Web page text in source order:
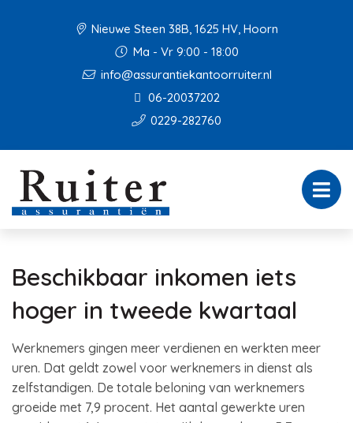
Nieuwe Steen 38B, 1625 HV, Hoorn
Ma - Vr 9:00 - 18:00
info@assurantiekantoorruiter.nl
06-20037202
0229-282760
Beschikbaar inkomen iets
hoger in tweede kwartaal
Werknemers gingen meer verdienen en werkten meer
uren. Dat geldt zowel voor werknemers in dienst als
zelfstandigen. De totale beloning van werknemers
groeide met 7,9 procent. Het aantal gewerkte uren